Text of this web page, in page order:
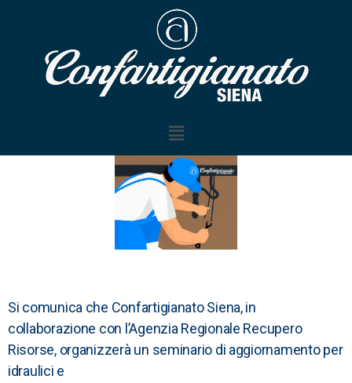
Si comunica che Confartigianato Siena, in
collaborazione con l’Agenzia Regionale Recupero
Risorse, organizzerà un seminario di aggiornamento per
idraulici e